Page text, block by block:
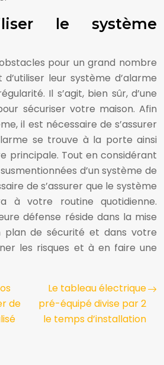
le système
pour un grand nombre
leur système d’alarme
Il s’agit, bien sûr, d’une
sécuriser votre maison. Afin
il est nécessaire de s’assurer
se trouve à la porte ainsi
principale. Tout en considérant
d’un système de
de s’assurer que le système
à votre routine quotidienne.
défense réside dans la mise
plan de sécurité et dans votre
les risques et à en faire une
de
Le tableau électrique
pré-équipé divise par 2
le temps d’installation